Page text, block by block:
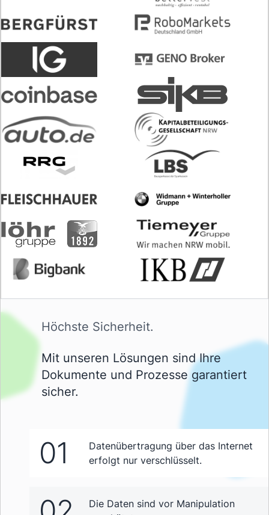
Höchste Sicherheit.
Mit unseren Lösungen sind Ihre
Dokumente und Prozesse garantiert
sicher.
01
Datenübertragung über das Internet
erfolgt nur verschlüsselt.
Die Daten sind vor Manipulation